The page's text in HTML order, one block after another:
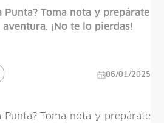
Punta? Toma nota y prepárate
¡No te lo pierdas!
06/01/2025
Punta? Toma nota y prepárate